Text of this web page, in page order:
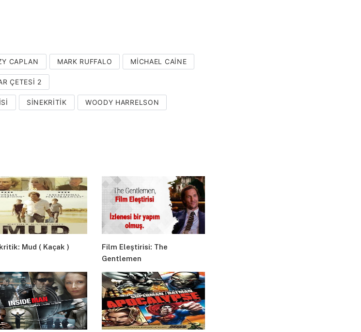
CAPLAN MARK RUFFALO MICHAEL CAINE
ÇETESI 2
SINEKRITIK WOODY HARRELSON
Mud ( Kaçak )
Film Eleştirisi: The
Gentlemen